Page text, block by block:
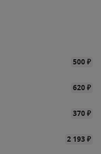
500₽
620₽
370₽
2 193₽